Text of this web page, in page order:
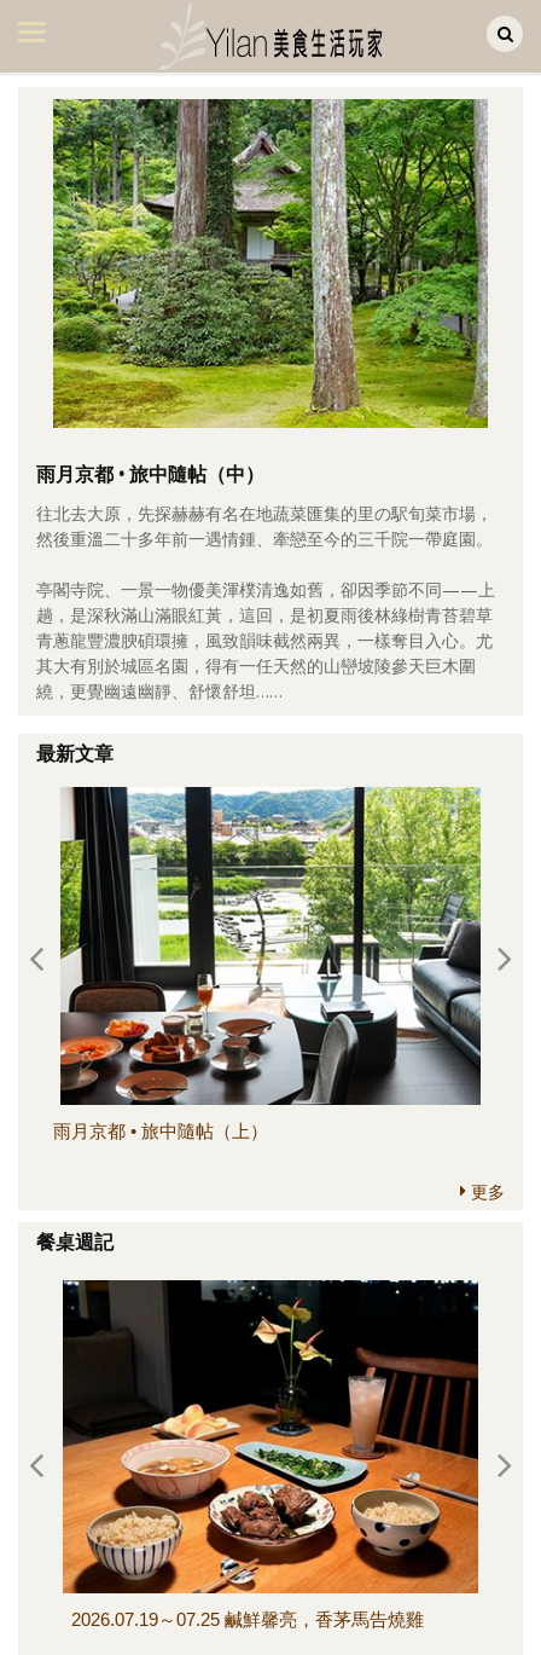
美食集
美飲集
廚房集
旅遊集
旅遊美食集
生活風
書房集
日記簿
餐桌週記
享樂隨手拍
影音區
創意出版服務
關於Yilan
個人著作
活動實況記錄
媒體報導一覽
合作與代言
訂閱電子報
雨月京都 • 旅中隨帖（中）
往北去大原，先探赫赫有名在地蔬菜匯集的里の駅旬菜市場，
然後重溫二十多年前一遇情鍾、牽戀至今的三千院一帶庭園。
亭閣寺院、一景一物優美渾樸清逸如舊，卻因季節不同——上
趟，是深秋滿山滿眼紅黃，這回，是初夏雨後林綠樹青苔碧草
青蔥龍豐濃腴碩環擁，風致韻味截然兩異，一樣奪目入心。尤
其大有別於城區名園，得有一任天然的山巒坡陵參天巨木圍
繞，更覺幽遠幽靜、舒懷舒坦……
最新文章
雨月京都 • 旅中隨帖（上）
更多
餐桌週記
2026.07.19～07.25 鹹鮮馨亮，香茅馬告燒雞